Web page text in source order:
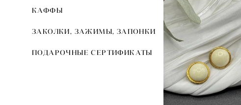
КАФФЫ
ЗАКОЛКИ, ЗАЖИМЫ, ЗАПОНКИ
ПОДАРОЧНЫЕ СЕРТИФИКАТЫ